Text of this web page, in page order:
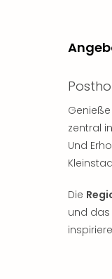
zentral
Und
Die
und das